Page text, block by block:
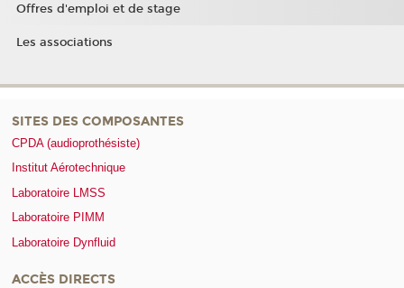
Offres d'emploi et de stage
Les associations
SITES DES COMPOSANTES
CPDA (audioprothésiste)
Institut Aérotechnique
Laboratoire LMSS
Laboratoire PIMM
Laboratoire Dynfluid
ACCÈS DIRECTS